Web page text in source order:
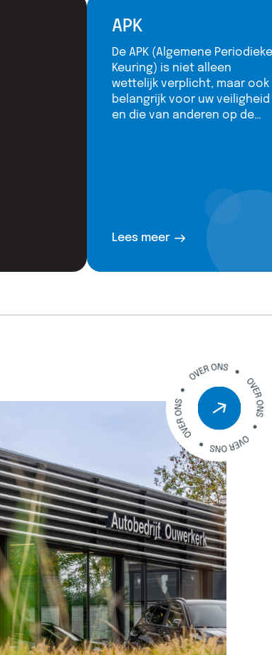
APK
De APK (Algemene Periodieke
Keuring) is niet alleen
wettelijk verplicht, maar ook
belangrijk voor uw veiligheid
en die van anderen op de
Lees meer